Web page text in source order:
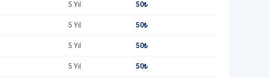
5 Yıl 50₺
5 Yıl 50₺
5 Yıl 50₺
5 Yıl 50₺